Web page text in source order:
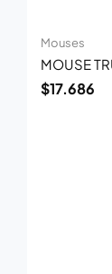
Mouses
MOUSE
$17.686